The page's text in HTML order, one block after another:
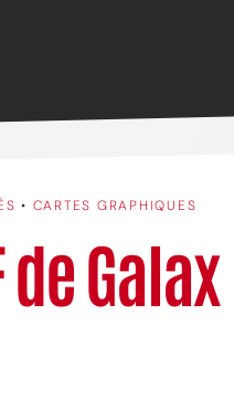
• CARTES GRAPHIQUES
de Galax